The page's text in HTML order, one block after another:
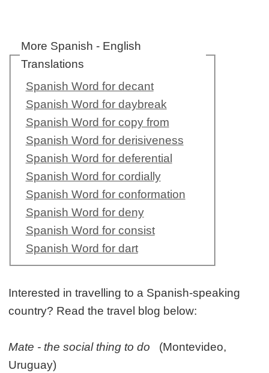
More Spanish - English
Translations
Spanish Word for decant
Spanish Word for daybreak
Spanish Word for copy from
Spanish Word for derisiveness
Spanish Word for deferential
Spanish Word for cordially
Spanish Word for conformation
Spanish Word for deny
Spanish Word for consist
Spanish Word for dart
Interested in travelling to a Spanish-speaking
country? Read the travel blog below:
Mate - the social thing to do (Montevideo,
Uruguay)